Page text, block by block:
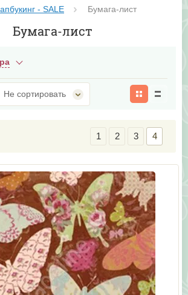
- SALE Бумага-лист
Бумага-лист
Не сортировать
1 2 3 4